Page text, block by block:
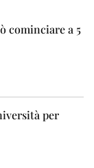
cominciare a 5
per